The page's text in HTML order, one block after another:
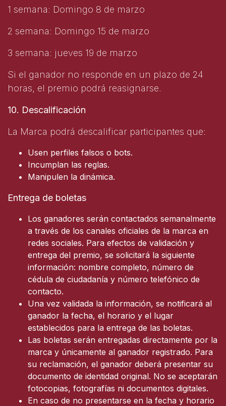
1 semana: Domingo 8 de marzo
2 semana: Domingo 15 de marzo
3 semana: jueves 19 de marzo
Si el ganador no responde en un plazo de 24
horas, el premio podrá reasignarse.
10. Descalificación
La Marca podrá descalificar participantes que:
Usen perfiles falsos o bots.
Incumplan las reglas.
Manipulen la dinámica.
Entrega de boletas
Los ganadores serán contactados semanalmente
a través de los canales oficiales de la marca en
redes sociales. Para efectos de validación y
entrega del premio, se solicitará la siguiente
información: nombre completo, número de
cédula de ciudadanía y número telefónico de
contacto.
Una vez validada la información, se notificará al
ganador la fecha, el horario y el lugar
establecidos para la entrega de las boletas.
Las boletas serán entregadas directamente por la
marca y únicamente al ganador registrado. Para
su reclamación, el ganador deberá presentar su
documento de identidad original. No se aceptarán
fotocopias, fotografías ni documentos digitales.
En caso de no presentarse en la fecha y horario